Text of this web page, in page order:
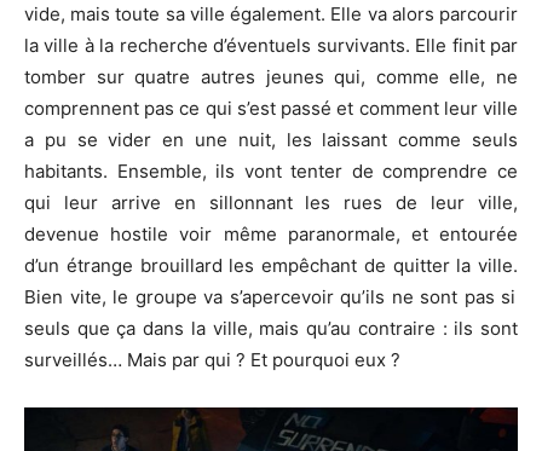
vide, mais toute sa ville également. Elle va alors parcourir
la ville à la recherche d’éventuels survivants. Elle finit par
tomber sur quatre autres jeunes qui, comme elle, ne
comprennent pas ce qui s’est passé et comment leur ville
a pu se vider en une nuit, les laissant comme seuls
habitants. Ensemble, ils vont tenter de comprendre ce
qui leur arrive en sillonnant les rues de leur ville,
devenue hostile voir même paranormale, et entourée
d’un étrange brouillard les empêchant de quitter la ville.
Bien vite, le groupe va s’apercevoir qu’ils ne sont pas si
seuls que ça dans la ville, mais qu’au contraire : ils sont
surveillés… Mais par qui ? Et pourquoi eux ?